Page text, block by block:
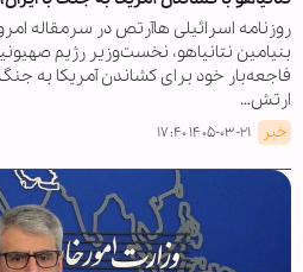
روزنامه اسرائیلی هاآرتص در سرمقاله
بنیامین نتانیاهو، نخست‌وزیر رژیم
فاجعه‌بار خود برای کشاندن آمریکا به
ارتش…
خبر ۱۴۰۵-۰۳-۲۱ ۱۷:۴۰